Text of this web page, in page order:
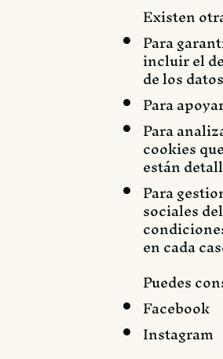
Existen
Para
incluir el
de los
Para
Para
cookies
están
Para
sociales
en cada
Puedes
Facebook
Instagram